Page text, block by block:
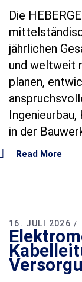
Die
jährlichen
und weltweit
planen,
in der
Read More
16. JULI 2026